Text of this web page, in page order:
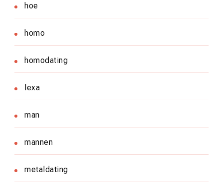
hoe
homo
homodating
lexa
man
mannen
metaldating